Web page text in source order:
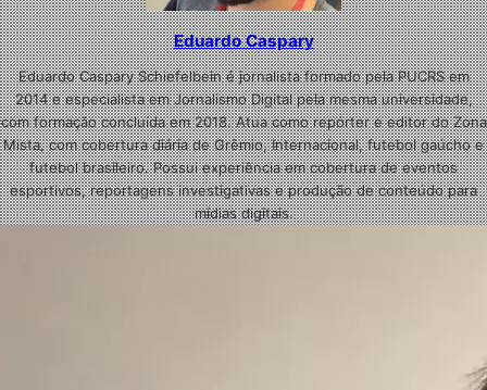
Eduardo Caspary
Eduardo Caspary Schiefelbein é jornalista formado pela PUCRS em
2014 e especialista em Jornalismo Digital pela mesma universidade,
com formação concluída em 2018. Atua como repórter e editor do Zona
Mista, com cobertura diária de Grêmio, Internacional, futebol gaúcho e
futebol brasileiro. Possui experiência em cobertura de eventos
esportivos, reportagens investigativas e produção de conteúdo para
mídias digitais.